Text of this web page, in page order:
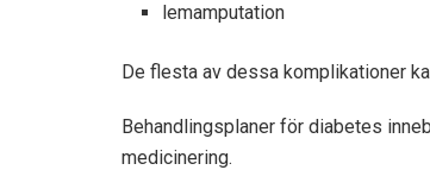
lemamputation
De flesta av dessa komplikationer
Behandlingsplaner för diabetes
medicinering.